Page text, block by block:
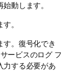
動します。
。
。復号化でき
ービスのログ フ
力する必要があ